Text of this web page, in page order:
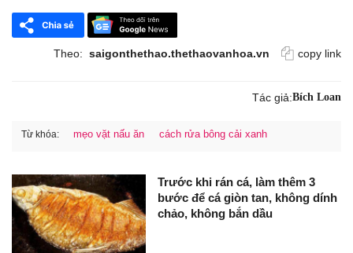
Theo: saigonthethao.thethaovanhoa.vn copy link
Tác giả:Bích Loan
Từ khóa: mẹo vặt nấu ăn cách rửa bông cải xanh
Trước khi rán cá, làm thêm 3
bước để cá giòn tan, không dính
chảo, không bắn dầu